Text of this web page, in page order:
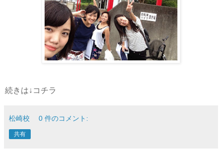
続きは↓コチラ
松崎校 0 件のコメント:
共有